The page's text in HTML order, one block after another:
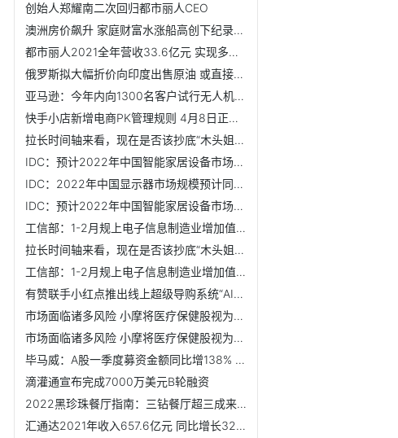
创始人郑耀南二次回归都市丽人CEO
澳洲房价飙升 家庭财富水涨船高创下纪录新高
都市丽人2021全年营收33.6亿元 实现多电商平台矩阵运营
俄罗斯拟大幅折价向印度出售原油 或直接使用卢布及卢比结算
亚马逊：今年内向1300名客户试行无人机交付服务
快手小店新增电商PK管理规则 4月8日正式生效
拉长时间轴来看，现在是否该抄底“木头姐”的ARK Innovation...
IDC：预计2022年中国智能家居设备市场出货量将突破2.6亿台 ...
IDC：2022年中国显示器市场规模预计同比下降1.4% 电竞显示器...
IDC：预计2022年中国智能家居设备市场出货量将突破2.6亿台 ...
工信部：1-2月规上电子信息制造业增加值同比增12.7% 比工业...
拉长时间轴来看，现在是否该抄底“木头姐”的ARK Innovation...
工信部：1-2月规上电子信息制造业增加值同比增12.7% 比工业...
有赞联手小红点推出线上超级导购系统“AI智能表单”插件
市场面临诸多风险 小摩将医疗保健股视为避风港
市场面临诸多风险 小摩将医疗保健股视为避风港
毕马威：A股一季度募资金额同比增138% 中概股回归和生物科技...
滴灌通宣布完成7000万美元B轮融资
2022黑珍珠餐厅指南：三钻餐厅超三成来自粤港澳大湾区
汇通达2021年收入657.6亿元 同比增长32.5%